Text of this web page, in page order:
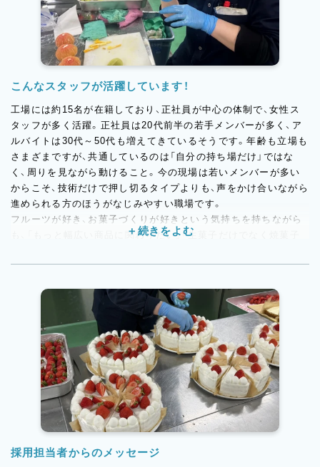
こんなスタッフが活躍しています！
工場には約15名が在籍しており、正社員が中心の体制で、女性ス
タッフが多く活躍。正社員は20代前半の若手メンバーが多く、ア
ルバイトは30代～50代も増えてきているそうです。年齢も立場も
さまざまですが、共通しているのは「自分の持ち場だけ」ではな
く、周りを見ながら動けること。今の現場は若いメンバーが多い
からこそ、技術だけで押し切るタイプよりも、声をかけ合いながら
進められる方のほうがなじみやすい職場です。
フルーツが好き、お菓子づくりが好きという気持ちを持ちながら
も、「もっと幅広い商品に関わりたい」「生菓子だけでなく焼菓子
境なので、変化のある現場で経験を積みたい方にもぴったりで
採用担当者からのメッセージ